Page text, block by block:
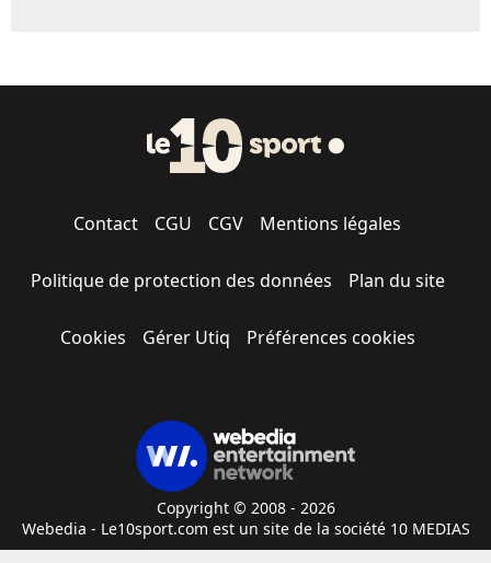
Contact CGU CGV Mentions légales
Politique de protection des données Plan du site
Cookies Gérer Utiq Préférences cookies
Copyright © 2008 - 2026
Webedia - Le10sport.com est un site de la société 10 MEDIAS